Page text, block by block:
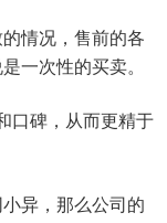
情况，售前的各
一次性的买卖。
口碑，从而更精于
异，那么公司的